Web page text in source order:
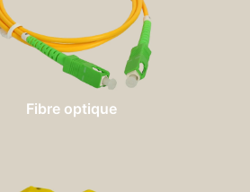
Fibre optique